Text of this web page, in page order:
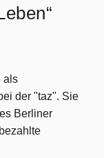
als
der "taz". Sie
Berliner